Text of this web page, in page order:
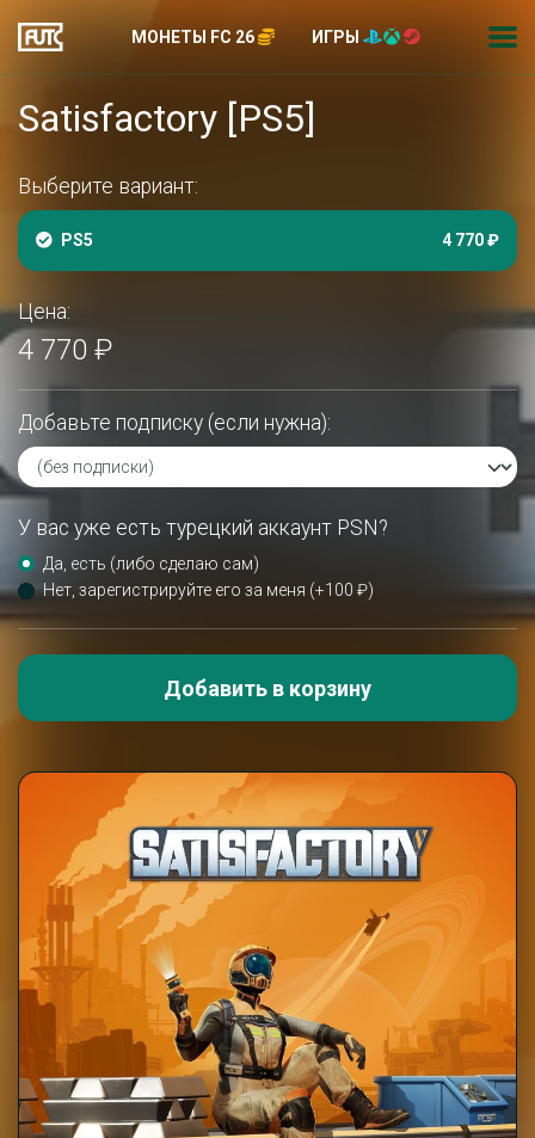
МОНЕТЫ FC 26 ИГРЫ
Satisfactory [PS5]
Выберите вариант:
PS5 4 770 ₽
Цена:
4 770 ₽
Добавьте подписку (если нужна):
У вас уже есть турецкий аккаунт PSN?
Да, есть (либо сделаю сам)
Нет, зарегистрируйте его за меня (+100 ₽)
Добавить в корзину